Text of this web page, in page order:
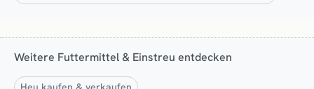
Weitere Futtermittel & Einstreu entdecken